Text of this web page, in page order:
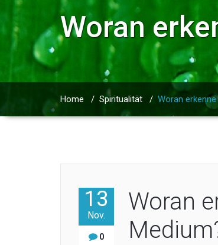
Woran
Home / Spiritualität / Woran
13
Nov.
0
Woran